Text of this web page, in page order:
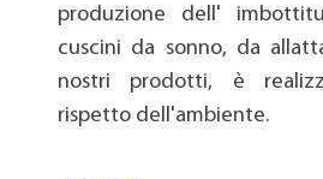
produzione dell'
cuscini da sonno, da
nostri prodotti, è
rispetto dell'ambiente.